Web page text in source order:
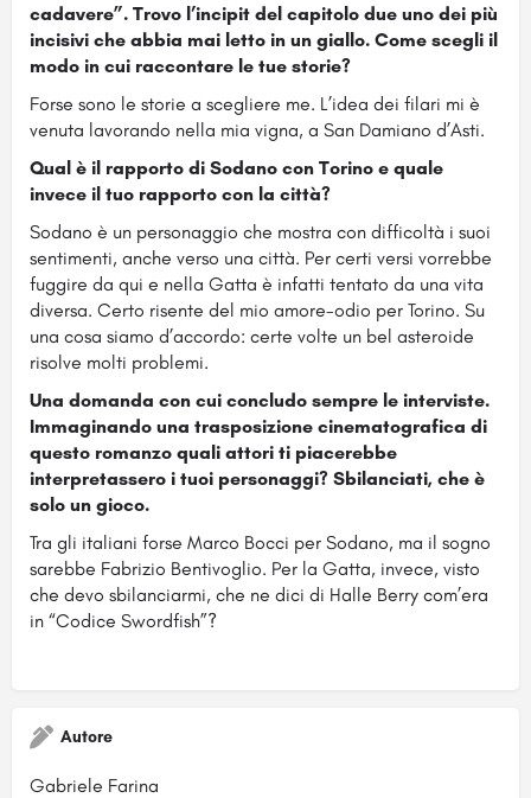
cadavere”. Trovo l’incipit del capitolo due uno dei più
incisivi che abbia mai letto in un giallo. Come scegli il
modo in cui raccontare le tue storie?
Forse sono le storie a scegliere me. L’idea dei filari mi è
venuta lavorando nella mia vigna, a San Damiano d’Asti.
Qual è il rapporto di Sodano con Torino e quale
invece il tuo rapporto con la città?
Sodano è un personaggio che mostra con difficoltà i suoi
sentimenti, anche verso una città. Per certi versi vorrebbe
fuggire da qui e nella Gatta è infatti tentato da una vita
diversa. Certo risente del mio amore-odio per Torino. Su
una cosa siamo d’accordo: certe volte un bel asteroide
risolve molti problemi.
Una domanda con cui concludo sempre le interviste.
Immaginando una trasposizione cinematografica di
questo romanzo quali attori ti piacerebbe
interpretassero i tuoi personaggi? Sbilanciati, che è
solo un gioco.
Tra gli italiani forse Marco Bocci per Sodano, ma il sogno
sarebbe Fabrizio Bentivoglio. Per la Gatta, invece, visto
che devo sbilanciarmi, che ne dici di Halle Berry com’era
in “Codice Swordfish”?
Autore
Gabriele Farina